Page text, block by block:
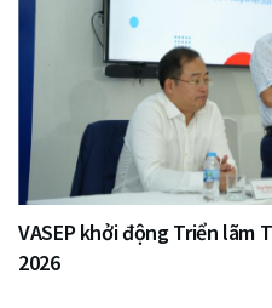
VASEP khởi động Triển lãm
2026